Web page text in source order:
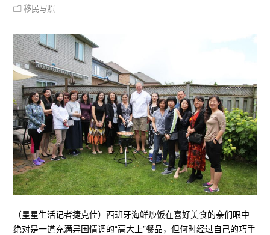
移民写照
（星星生活记者捷克佳）西班牙海鲜炒饭在喜好美食的亲们眼中
绝对是一道充满异国情调的“高大上”餐品，但何时经过自己的巧手